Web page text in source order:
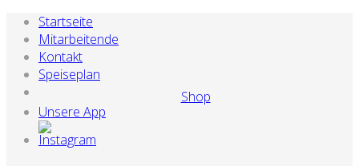
Startseite
Mitarbeitende
Kontakt
Speiseplan
Shop
Unsere App